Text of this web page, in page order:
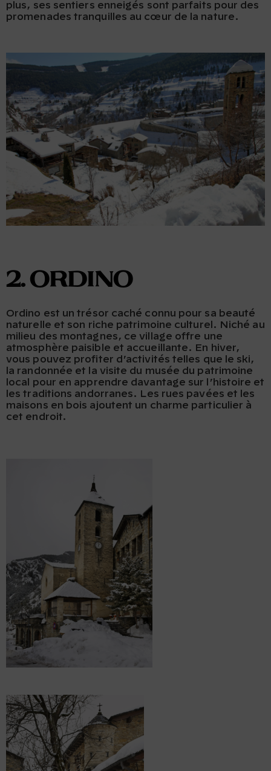
plus, ses sentiers enneigés sont parfaits pour des
promenades tranquilles au cœur de la nature.
2. Ordino
Ordino est un trésor caché connu pour sa beauté
naturelle et son riche patrimoine culturel. Niché au
milieu des montagnes, ce village offre une
atmosphère paisible et accueillante. En hiver,
vous pouvez profiter d’activités telles que le ski,
la randonnée et la visite du musée du patrimoine
local pour en apprendre davantage sur l’histoire et
les traditions andorranes. Les rues pavées et les
maisons en bois ajoutent un charme particulier à
cet endroit.